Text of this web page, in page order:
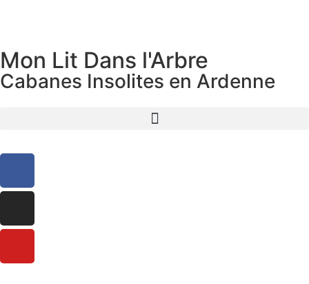
Mon Lit Dans l'Arbre
Cabanes Insolites en Ardenne